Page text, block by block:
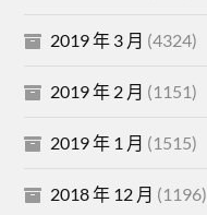
2019 年 3 月 (4324)
2019 年 2 月 (1151)
2019 年 1 月 (1515)
2018 年 12 月 (1196)